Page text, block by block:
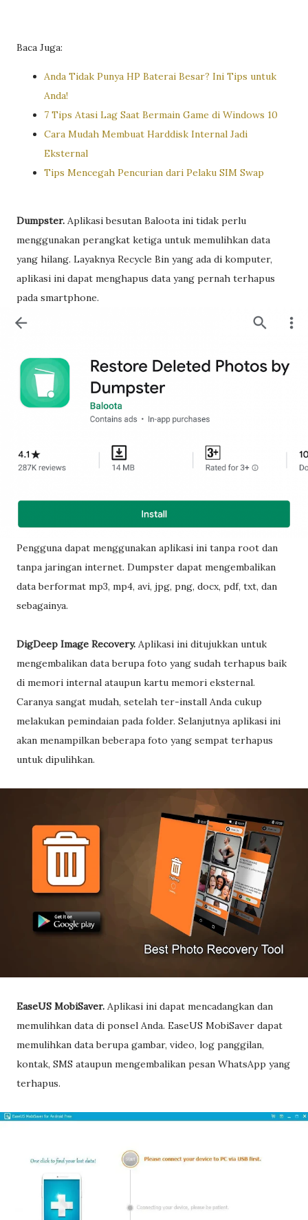
Baca Juga:
Anda Tidak Punya HP Baterai Besar? Ini Tips untuk
Anda!
7 Tips Atasi Lag Saat Bermain Game di Windows 10
Cara Mudah Membuat Harddisk Internal Jadi
Eksternal
Tips Mencegah Pencurian dari Pelaku SIM Swap
Dumpster. Aplikasi besutan Baloota ini tidak perlu
menggunakan perangkat ketiga untuk memulihkan data
yang hilang. Layaknya Recycle Bin yang ada di komputer,
aplikasi ini dapat menghapus data yang pernah terhapus
pada smartphone.
Pengguna dapat menggunakan aplikasi ini tanpa root dan
tanpa jaringan internet. Dumpster dapat mengembalikan
data berformat mp3, mp4, avi, jpg, png, docx, pdf, txt, dan
sebagainya.
DigDeep Image Recovery. Aplikasi ini ditujukkan untuk
mengembalikan data berupa foto yang sudah terhapus baik
di memori internal ataupun kartu memori eksternal.
Caranya sangat mudah, setelah ter-install Anda cukup
melakukan pemindaian pada folder. Selanjutnya aplikasi ini
akan menampilkan beberapa foto yang sempat terhapus
untuk dipulihkan.
EaseUS MobiSaver. Aplikasi ini dapat mencadangkan dan
memulihkan data di ponsel Anda. EaseUS MobiSaver dapat
memulihkan data berupa gambar, video, log panggilan,
kontak, SMS ataupun mengembalikan pesan WhatsApp yang
terhapus.